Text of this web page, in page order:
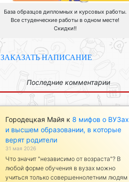
База образцов дипломных и курсовых работы.
Все студенческие работы в одном месте!
Скидки!!
ЗАКАЗАТЬ НАПИСАНИЕ
Последние комментарии
Городецкая Майя к 8 мифов о ВУЗах
и высшем образовании, в которые
верят родители
31 мая 2026
Что значит "независимо от возраста"? В
любой форме обучения в вузах можно
учиться только совершеннолетним людям